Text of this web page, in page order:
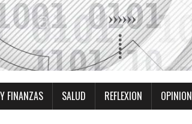
FINANZAS SALUD REFLEXION OPINION